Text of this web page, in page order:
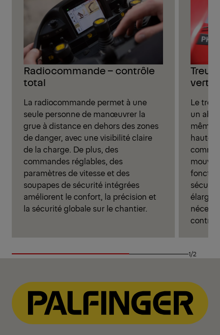
Radiocommande – contrôle
total
La radiocommande permet à une
seule personne de manœuvrer la
grue à distance en dehors des zones
de danger, avec une visibilité claire
de la charge. De plus, des
commandes réglables, des
paramètres de vitesse et des
soupapes de sécurité intégrées
améliorent le confort, la précision et
la sécurité globale sur le chantier.
Treuil
Le
un
même
1/2